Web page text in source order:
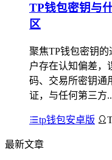
TP钱包密钥与
区
聚焦TP钱包密钥
户存在认知偏差，
码、交易所密钥通
证，与任何第三方
tp钱包安卓版
最新文章